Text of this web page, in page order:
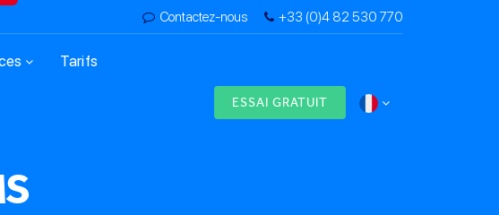
Contactez-nous +33 (0)4 82 530 770
Tarifs
ESSAI GRATUIT